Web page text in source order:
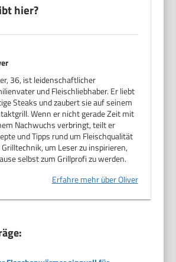
hier?
36, ist leidenschaftlicher
und Fleischliebhaber. Er liebt
Steaks und zaubert sie auf seinem
Wenn er nicht gerade Zeit mit
Nachwuchs verbringt, teilt er
und Tipps rund um Fleischqualität
Grilltechnik, um Leser zu inspirieren,
selbst zum Grillprofi zu werden.
Erfahre mehr über Oliver